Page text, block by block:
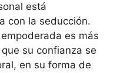
está
con la seducción.
es más
su confianza se
en su forma de